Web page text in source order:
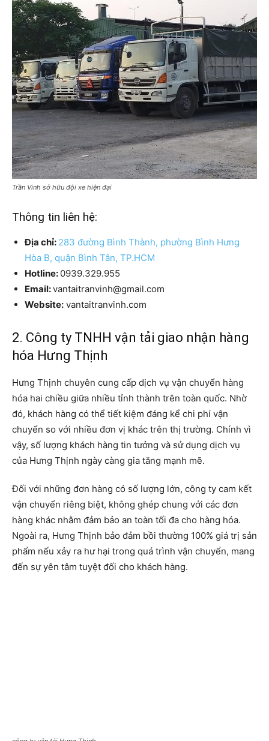
Trần Vinh sở hữu đội xe hiện đại
Thông tin liên hệ:
Địa chỉ: 283 đường Bình Thành, phường Bình Hưng
Hòa B, quận Bình Tân, TP.HCM
Hotline: 0939.329.955
Email:vantaitranvinh@gmail.com
Website: vantaitranvinh.com
2. Công ty TNHH vận tải giao nhận hàng
hóa Hưng Thịnh
Hưng Thịnh chuyên cung cấp dịch vụ vận chuyển hàng
hóa hai chiều giữa nhiều tỉnh thành trên toàn quốc. Nhờ
đó, khách hàng có thể tiết kiệm đáng kể chi phí vận
chuyển so với nhiều đơn vị khác trên thị trường. Chính vì
vậy, số lượng khách hàng tin tưởng và sử dụng dịch vụ
của Hưng Thịnh ngày càng gia tăng mạnh mẽ.
Đối với những đơn hàng có số lượng lớn, công ty cam kết
vận chuyển riêng biệt, không ghép chung với các đơn
hàng khác nhằm đảm bảo an toàn tối đa cho hàng hóa.
Ngoài ra, Hưng Thịnh bảo đảm bồi thường 100% giá trị sản
phẩm nếu xảy ra hư hại trong quá trình vận chuyển, mang
đến sự yên tâm tuyệt đối cho khách hàng.